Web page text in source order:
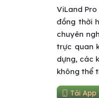
ViLand
đồng thời
chuyên
trực quan
dựng, các
không thể
Tải App